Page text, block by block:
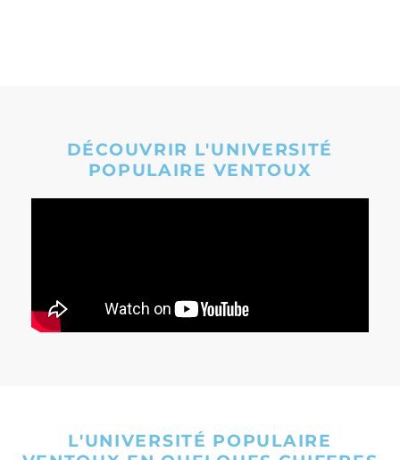
DÉCOUVRIR L'UNIVERSITÉ
POPULAIRE VENTOUX
L'UNIVERSITÉ POPULAIRE